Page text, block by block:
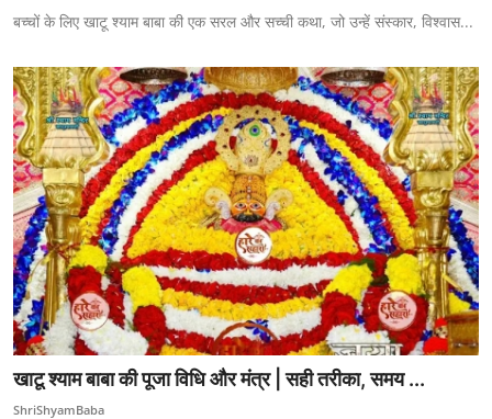
बच्चों के लिए खाटू श्याम बाबा की एक सरल और सच्ची कथा, जो उन्हें संस्कार, विश्वास...
खाटू श्याम बाबा की पूजा विधि और मंत्र | सही तरीका, समय ...
ShriShyamBaba